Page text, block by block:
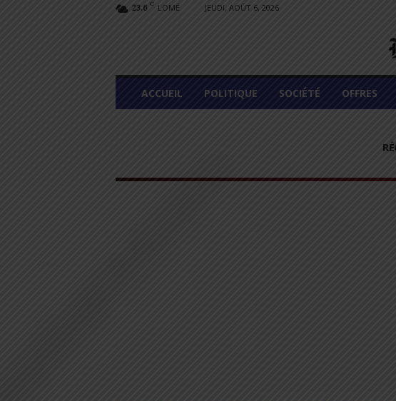
23.6 C LOMÉ JEUDI, AOÛT 6, 2026
L
M
ACCUEIL POLITIQUE SOCIÉTÉ OFFRES